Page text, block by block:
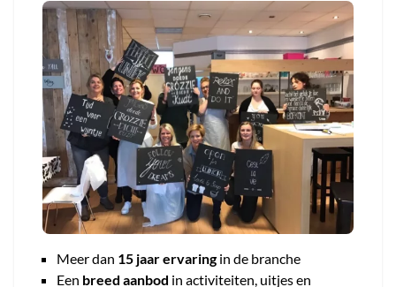
Meer dan 15 jaar ervaringin de branche
Een breed aanbod in activiteiten, uitjes en